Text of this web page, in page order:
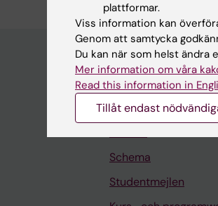
Student
Ladok
Schema
Studentmejlen
plattformar.
Viss information kan
Genom att samtycka
Du kan när som helst ändra
Mer information om våra
Read this information in
Tillåt endast